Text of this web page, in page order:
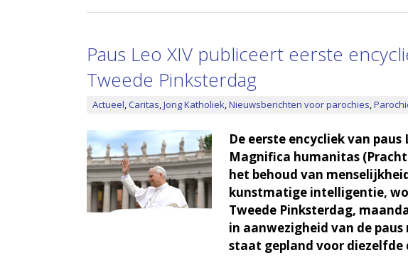
Paus Leo XIV publiceert eerste
Tweede Pinksterdag
Actueel,Caritas,Jong Katholiek,Nieuwsberichten voor parochies,
De eerste encycliek van
Magnifica humanitas
het behoud van
kunstmatige intelligentie,
Tweede Pinksterdag,
in aanwezigheid van de paus
staat gepland voor diezelfde